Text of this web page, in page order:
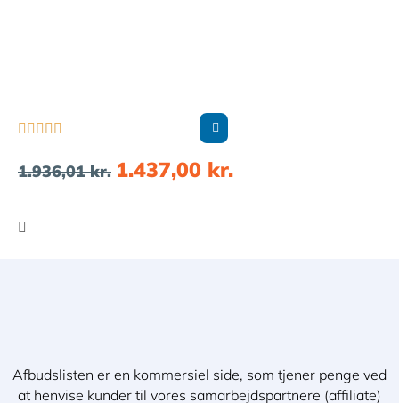
    
1.936,01kr. 1.437,00 kr.
Afbudslisten er en kommersiel side, som tjener penge ved
at henvise kunder til vores samarbejdspartnere (affiliate)